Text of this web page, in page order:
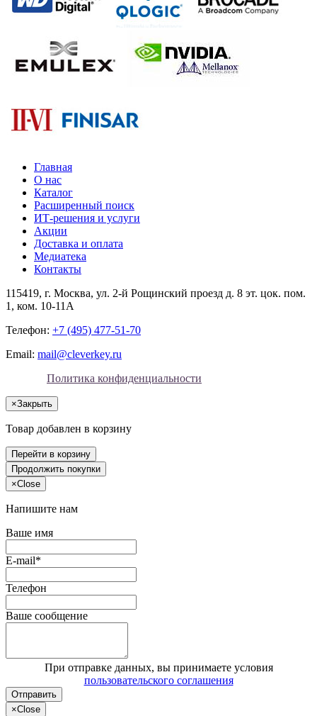
Главная
О нас
Каталог
Расширенный поиск
ИТ-решения и услуги
Акции
Доставка и оплата
Медиатека
Контакты
115419, г. Москва, ул. 2-й Рощинский проезд д. 8 эт. цок. пом.
1, ком. 10-11А
Телефон: +7 (495) 477-51-70
Email: mail@cleverkey.ru
Политика конфиденциальности
×Закрыть
Товар добавлен в корзину
Перейти в корзину
Продолжить покупки
×Close
Напишите нам
Ваше имя
E-mail*
Телефон
Ваше сообщение
При отправке данных, вы принимаете условия
пользовательского соглашения
Отправить
×Close